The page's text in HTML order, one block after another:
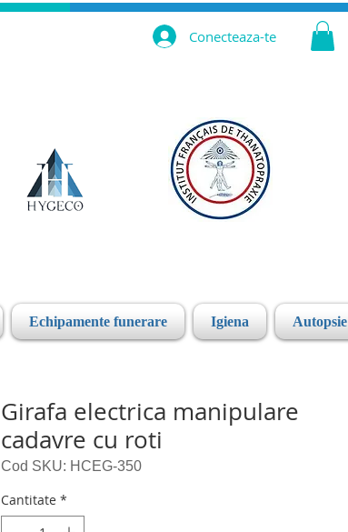
Conecteaza-te
Echipamente funerare Igiena Autopsie
Girafa electrica manipulare
cadavre cu roti
Cod SKU: HCEG-350
Cantitate *